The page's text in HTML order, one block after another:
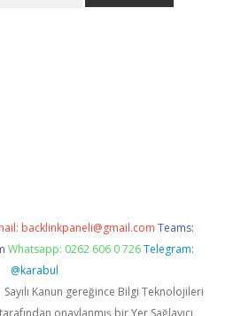
backlinkpaneli@gmail.com Teams:
Whatsapp: 0262 606 0 726 Telegram:
@karabul
Sayılı Kanun gereğince Bilgi Teknolojileri
onaylanmış bir Yer Sağlayıcı